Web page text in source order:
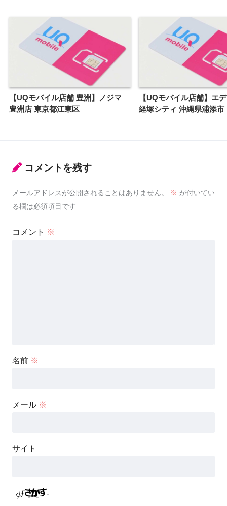
【UQモバイル店舗 豊洲】ノジマ
豊洲店 東京都江東区
【UQモバイル店舗】
経塚シティ 沖縄県浦添市
コメントを残す
メールアドレスが公開されることはありません。 ※ が付いてい
る欄は必須項目です
コメント ※
名前 ※
メール ※
サイト